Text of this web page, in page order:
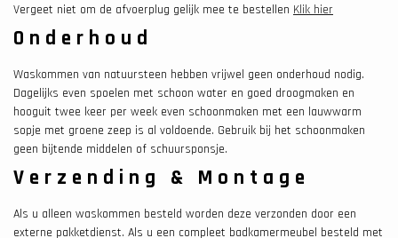
Vergeet niet om de afvoerplug gelijk mee te bestellen Klik hier
Onderhoud
Waskommen van natuursteen hebben vrijwel geen onderhoud nodig.
Dagelijks even spoelen met schoon water en goed droogmaken en
hooguit twee keer per week even schoonmaken met een lauwwarm
sopje met groene zeep is al voldoende. Gebruik bij het schoonmaken
geen bijtende middelen of schuursponsje.
Verzending & Montage
Als u alleen waskommen besteld worden deze verzonden door een
externe pakketdienst. Als u een compleet badkamermeubel besteld met